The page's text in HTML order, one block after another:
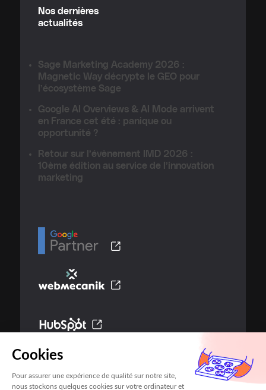
Cookies
Pour assurer une expérience de qualité sur notre site,
nous stockons quelques cookies sur votre ordinateur et
Nos dernières
actualités
Sage Marketing Academy 2026 :
Magnetic Way décrypte le GEO pour
l’écosystème Sage
Google AI Overviews & AI Mode arrivent
en France cet été : panique ou
opportunité ?
Retour sur l’évènement IMD 2026 :
10ème édition au service de l’innovation
marketing